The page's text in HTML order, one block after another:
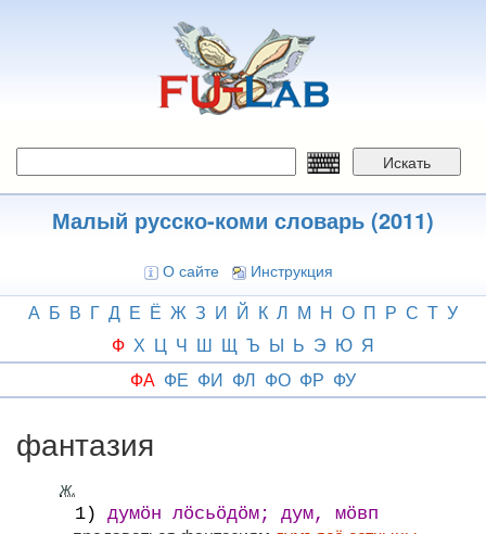
Искать
Малый русско-коми словарь (2011)
О сайте Инструкция
А Б В Г Д Е Ё Ж З И Й К Л М Н О П Р С Т У
Ф Х Ц Ч Ш Щ Ъ Ы Ь Э Ю Я
ФА ФЕ ФИ ФЛ ФО ФР ФУ
фантазия
ж.
1) думӧн лӧсьӧдӧм; дум, мӧвп